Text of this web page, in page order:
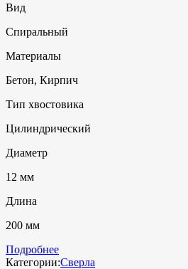
Вид
Спиральный
Материалы
Бетон, Кирпич
Тип хвостовика
Цилиндрический
Диаметр
12 мм
Длина
200 мм
Подробнее
Категории:Сверла